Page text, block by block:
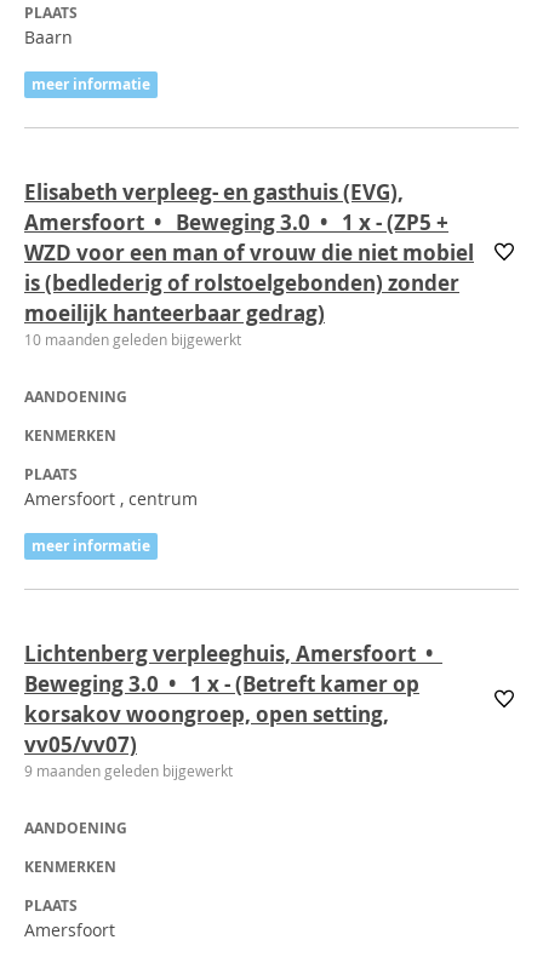
PLAATS
Baarn
meer informatie
Elisabeth verpleeg- en gasthuis (EVG),
Amersfoort • Beweging 3.0 • 1 x- (ZP5 +
WZD voor een man of vrouw die niet mobiel
is (bedlederig of rolstoelgebonden) zonder
moeilijk hanteerbaar gedrag)
10 maanden geleden bijgewerkt
AANDOENING
KENMERKEN
PLAATS
Amersfoort , centrum
meer informatie
Lichtenberg verpleeghuis, Amersfoort •
Beweging 3.0 • 1 x- (Betreft kamer op
korsakov woongroep, open setting,
vv05/vv07)
9 maanden geleden bijgewerkt
AANDOENING
KENMERKEN
PLAATS
Amersfoort